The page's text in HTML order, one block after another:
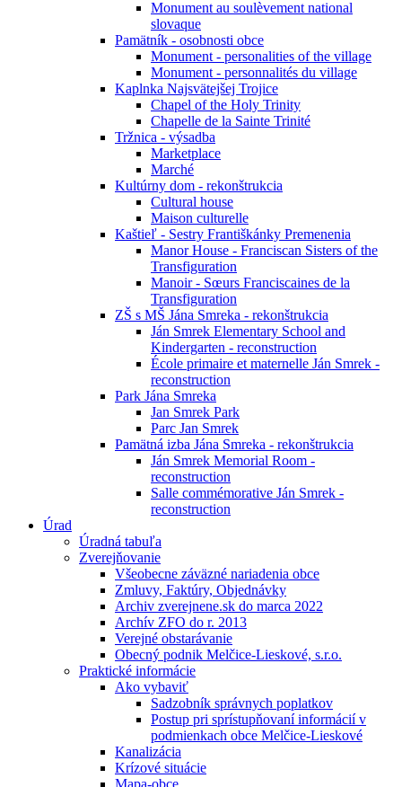
Monument au soulèvement national
slovaque
Pamätník - osobnosti obce
Monument - personalities of the village
Monument - personnalités du village
Kaplnka Najsvätejšej Trojice
Chapel of the Holy Trinity
Chapelle de la Sainte Trinité
Tržnica - výsadba
Marketplace
Marché
Kultúrny dom - rekonštrukcia
Cultural house
Maison culturelle
Kaštieľ - Sestry Františkánky Premenenia
Manor House - Franciscan Sisters of the
Transfiguration
Manoir - Sœurs Franciscaines de la
Transfiguration
ZŠ s MŠ Jána Smreka - rekonštrukcia
Ján Smrek Elementary School and
Kindergarten - reconstruction
École primaire et maternelle Ján Smrek -
reconstruction
Park Jána Smreka
Jan Smrek Park
Parc Jan Smrek
Pamätná izba Jána Smreka - rekonštrukcia
Ján Smrek Memorial Room -
reconstruction
Salle commémorative Ján Smrek -
reconstruction
Úrad
Úradná tabuľa
Zverejňovanie
Všeobecne záväzné nariadenia obce
Zmluvy, Faktúry, Objednávky
Archiv zverejnene.sk do marca 2022
Archív ZFO do r. 2013
Verejné obstarávanie
Obecný podnik Melčice-Lieskové, s.r.o.
Praktické informácie
Ako vybaviť
Sadzobník správnych poplatkov
Postup pri sprístupňovaní informácií v
podmienkach obce Melčice-Lieskové
Kanalizácia
Krízové situácie
Mapa-obce